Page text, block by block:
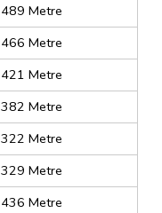
489 Metre
466 Metre
421 Metre
382 Metre
322 Metre
329 Metre
436 Metre